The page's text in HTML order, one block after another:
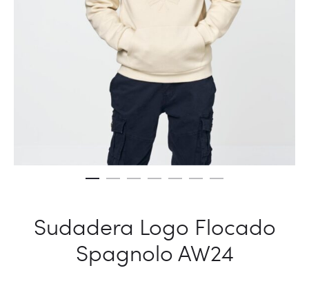
Sudadera Logo Flocado
Spagnolo AW24